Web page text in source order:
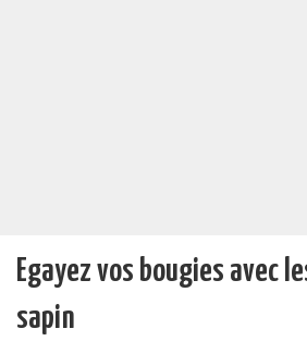
Egayez vos bougies avec
sapin